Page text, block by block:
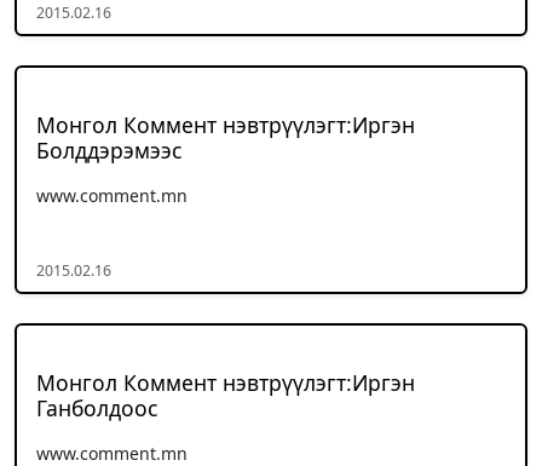
2015.02.16
Монгол Коммент нэвтрүүлэгт:Иргэн
Болддэрэмээс
www.comment.mn
2015.02.16
Монгол Коммент нэвтрүүлэгт:Иргэн
Ганболдоос
www.comment.mn